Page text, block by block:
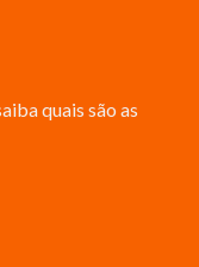
quais são as